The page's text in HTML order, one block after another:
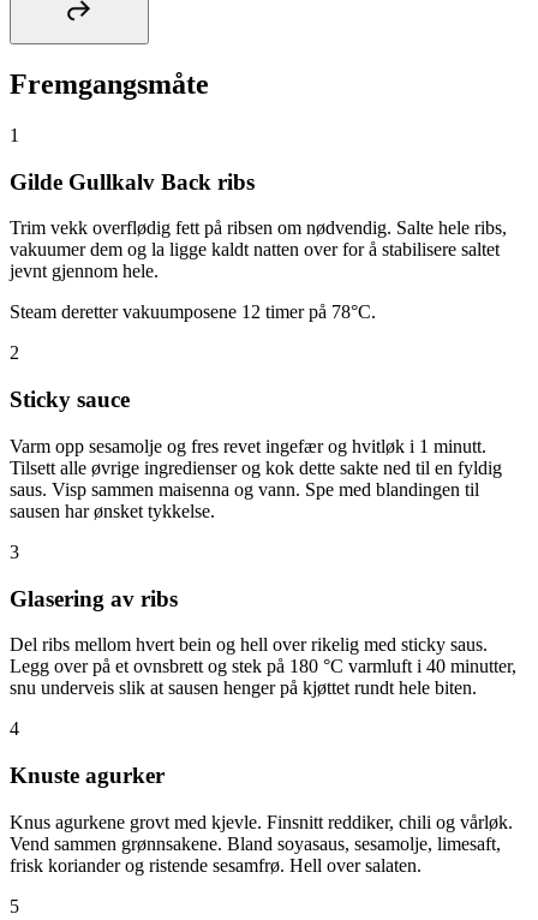
Fremgangsmåte
1
Gilde Gullkalv Back ribs
Trim vekk overflødig fett på ribsen om nødvendig. Salte hele ribs,
vakuumer dem og la ligge kaldt natten over for å stabilisere saltet
jevnt gjennom hele.
Steam deretter vakuumposene 12 timer på 78°C.
2
Sticky sauce
Varm opp sesamolje og fres revet ingefær og hvitløk i 1 minutt.
Tilsett alle øvrige ingredienser og kok dette sakte ned til en fyldig
saus. Visp sammen maisenna og vann. Spe med blandingen til
sausen har ønsket tykkelse.
3
Glasering av ribs
Del ribs mellom hvert bein og hell over rikelig med sticky saus.
Legg over på et ovnsbrett og stek på 180 °C varmluft i 40 minutter,
snu underveis slik at sausen henger på kjøttet rundt hele biten.
4
Knuste agurker
Knus agurkene grovt med kjevle. Finsnitt reddiker, chili og vårløk.
Vend sammen grønnsakene. Bland soyasaus, sesamolje, limesaft,
frisk koriander og ristende sesamfrø. Hell over salaten.
5